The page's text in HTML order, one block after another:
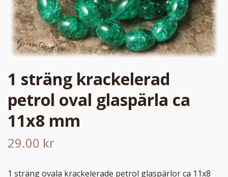
1 sträng krackelerad
petrol oval glaspärla ca
11x8 mm
29.00 kr
1 sträng ovala krackelerade petrol glaspärlor ca 11x8